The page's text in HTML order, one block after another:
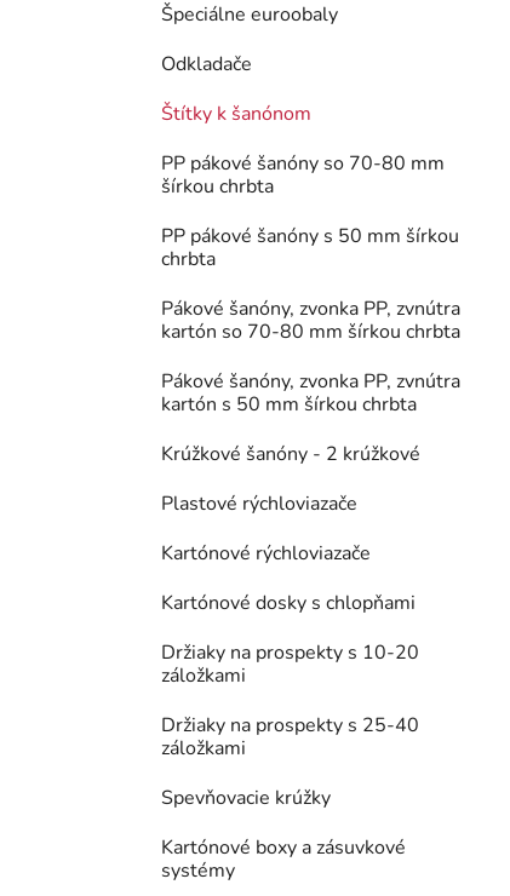
Špeciálne euroobaly
Odkladače
Štítky k šanónom
PP pákové šanóny so 70-80 mm
šírkou chrbta
PP pákové šanóny s 50 mm šírkou
chrbta
Pákové šanóny, zvonka PP, zvnútra
kartón so 70-80 mm šírkou chrbta
Pákové šanóny, zvonka PP, zvnútra
kartón s 50 mm šírkou chrbta
Krúžkové šanóny - 2 krúžkové
Plastové rýchloviazače
Kartónové rýchloviazače
Kartónové dosky s chlopňami
Držiaky na prospekty s 10-20
záložkami
Držiaky na prospekty s 25-40
záložkami
Spevňovacie krúžky
Kartónové boxy a zásuvkové
systémy